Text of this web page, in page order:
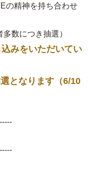
神を持ち合わせ
につき抽選）
みをいただいてい
となります（6/10